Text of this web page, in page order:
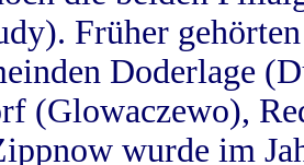
Früher
Doderlage
(Glowaczewo),
wurde im